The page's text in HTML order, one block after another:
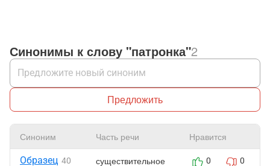
Синонимы к слову "патронка"2
Предложить
Синоним Часть речи Нравится
Образец 40 существительное 0 0